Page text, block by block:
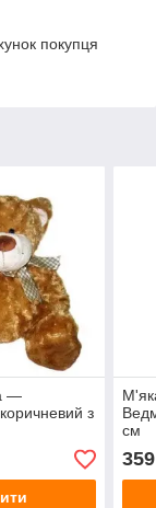
покупця
—
з
см
359